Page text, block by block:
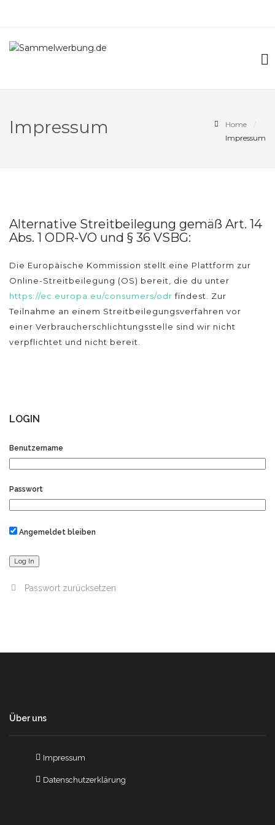
Impressum
Home
Impressum
Alternative Streitbeilegung gemäß Art. 14
Abs. 1 ODR-VO und § 36 VSBG:
Die Europäische Kommission stellt eine Plattform zur
Online-Streitbeilegung (OS) bereit, die du unter
https://ec.europa.eu/consumers/odr findest. Zur
Teilnahme an einem Streitbeilegungsverfahren vor
einer Verbraucherschlichtungsstelle sind wir nicht
verpflichtet und nicht bereit.
LOGIN
Benutzername
Passwort
Angemeldet bleiben
Passwort zurücksetzen
Über uns
Impressum
Datenschutzerklärung